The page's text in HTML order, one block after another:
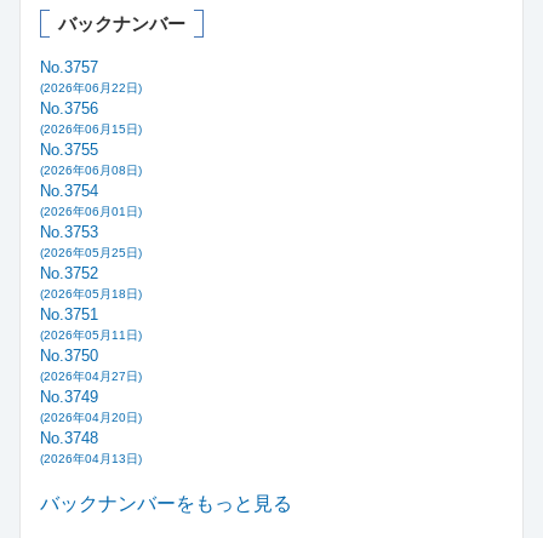
バックナンバー
No.3757
(2026年06月22日)
No.3756
(2026年06月15日)
No.3755
(2026年06月08日)
No.3754
(2026年06月01日)
No.3753
(2026年05月25日)
No.3752
(2026年05月18日)
No.3751
(2026年05月11日)
No.3750
(2026年04月27日)
No.3749
(2026年04月20日)
No.3748
(2026年04月13日)
バックナンバーをもっと見る